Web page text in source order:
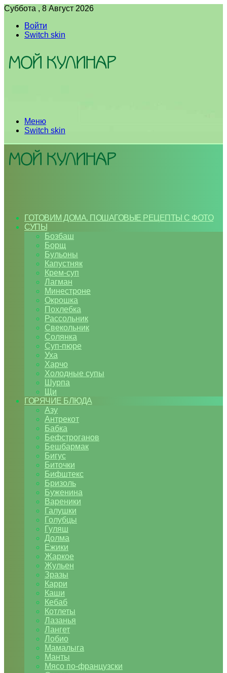
Суббота , 8 Август 2026
Войти
Switch skin
Меню
Switch skin
ГОТОВИМ ДОМА. ПОШАГОВЫЕ РЕЦЕПТЫ С ФОТО
СУПЫ
Бозбаш
Борщ
Бульоны
Капустняк
Крем-суп
Лагман
Минестроне
Окрошка
Похлебка
Рассольник
Свекольник
Солянка
Суп-пюре
Уха
Харчо
Холодные супы
Шурпа
Щи
ГОРЯЧИЕ БЛЮДА
Азу
Антрекот
Бабка
Бефстроганов
Бешбармак
Бигус
Биточки
Бифштекс
Бризоль
Буженина
Вареники
Галушки
Голубцы
Гуляш
Долма
Ежики
Жаркое
Жульен
Зразы
Карри
Каши
Кебаб
Котлеты
Лазанья
Лангет
Лобио
Мамалыга
Манты
Мясо по-французски